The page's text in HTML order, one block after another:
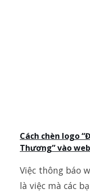
Cách chèn logo
Thương” vào
Việc thông báo
là việc mà các